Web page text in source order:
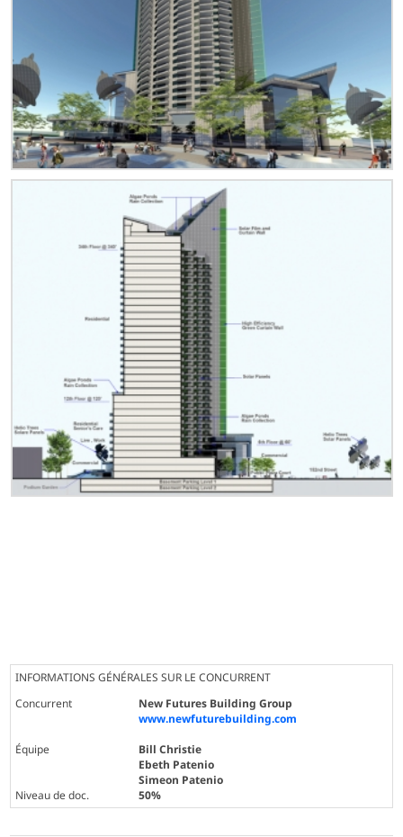
INFORMATIONS GÉNÉRALES SUR LE CONCURRENT
Concurrent
New Futures Building Group
www.newfuturebuilding.com
Équipe
Bill Christie
Ebeth Patenio
Simeon Patenio
Niveau de doc.
50%